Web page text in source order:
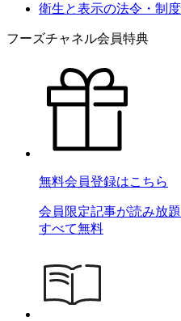
衛生と表示の法令・制
フーズチャネル会員特典
無料会員登録はこちら
会員限定記事が読み放
すべて無料